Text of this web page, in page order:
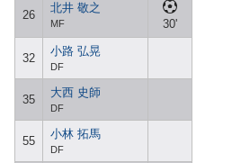
26
北井 敬之
MF 30'
32
小路 弘晃
DF
35
大西 史師
DF
55
小林 拓馬
DF